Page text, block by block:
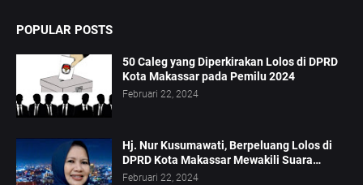
POPULAR POSTS
50 Caleg yang Diperkirakan Lolos di DPRD
Kota Makassar pada Pemilu 2024
Februari 22, 2024
Hj. Nur Kusumawati, Berpeluang Lolos di
DPRD Kota Makassar Mewakili Suara
Perempuan Dapil 2
Februari 22, 2024